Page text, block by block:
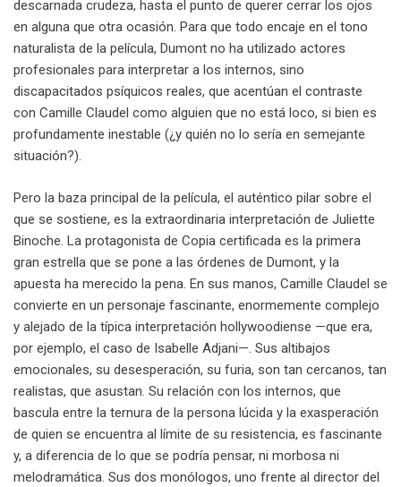
descarnada crudeza, hasta el punto de querer cerrar los ojos
en alguna que otra ocasión. Para que todo encaje en el tono
naturalista de la película, Dumont no ha utilizado actores
profesionales para interpretar a los internos, sino
discapacitados psíquicos reales, que acentúan el contraste
con Camille Claudel como alguien que no está loco, si bien es
profundamente inestable (¿y quién no lo sería en semejante
situación?).
Pero la baza principal de la película, el auténtico pilar sobre el
que se sostiene, es la extraordinaria interpretación de Juliette
Binoche. La protagonista de Copia certificada es la primera
gran estrella que se pone a las órdenes de Dumont, y la
apuesta ha merecido la pena. En sus manos, Camille Claudel se
convierte en un personaje fascinante, enormemente complejo
y alejado de la típica interpretación hollywoodiense —que era,
por ejemplo, el caso de Isabelle Adjani—. Sus altibajos
emocionales, su desesperación, su furia, son tan cercanos, tan
realistas, que asustan. Su relación con los internos, que
bascula entre la ternura de la persona lúcida y la exasperación
de quien se encuentra al límite de su resistencia, es fascinante
y, a diferencia de lo que se podría pensar, ni morbosa ni
melodramática. Sus dos monólogos, uno frente al director del